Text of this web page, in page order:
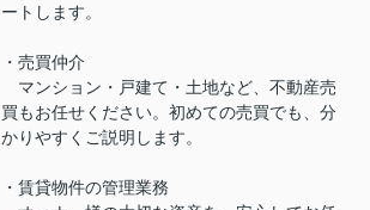
ートします。
・売買仲介
マンション・戸建て・土地など、不動産売
買もお任せください。初めての売買でも、分
かりやすくご説明します。
・賃貸物件の管理業務